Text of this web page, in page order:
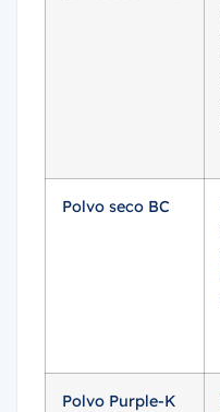
Polvo seco BC
Polvo Purple-K